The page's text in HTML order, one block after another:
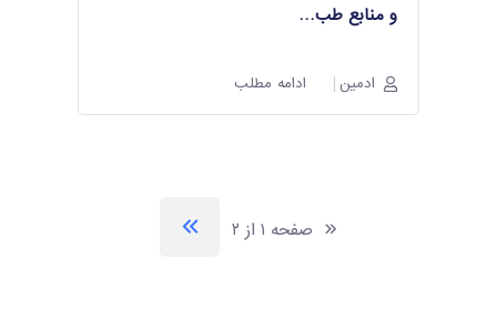
و منابع طب…
ادمین ادامه مطلب
صفحه ۱ از ۲